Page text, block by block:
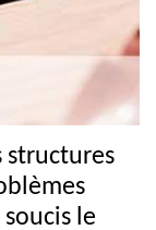
structures
le